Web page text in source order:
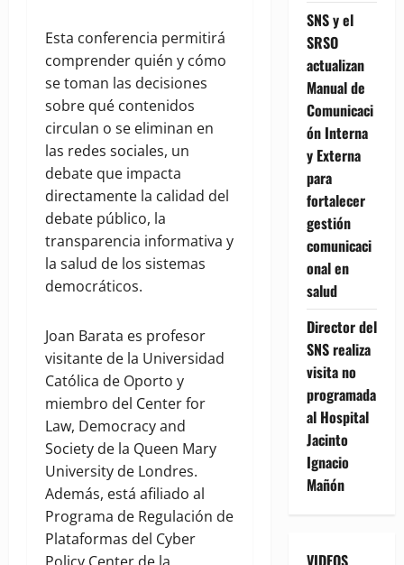
Esta conferencia permitirá
comprender quién y cómo
se toman las decisiones
sobre qué contenidos
circulan o se eliminan en
las redes sociales, un
debate que impacta
directamente la calidad del
debate público, la
transparencia informativa y
la salud de los sistemas
democráticos.
Joan Barata es profesor
visitante de la Universidad
Católica de Oporto y
miembro del Center for
Law, Democracy and
Society de la Queen Mary
University de Londres.
Además, está afiliado al
Programa de Regulación de
Plataformas del Cyber
SNS y el
SRSO
actualizan
Manual de
Comunicaci
ón Interna
y Externa
para
fortalecer
gestión
comunicaci
onal en
salud
Director del
SNS realiza
visita no
programada
al Hospital
Jacinto
Ignacio
Mañón
VIDEOS